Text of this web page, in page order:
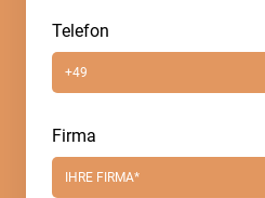
Telefon
Firma